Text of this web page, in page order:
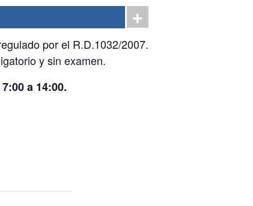
por el R.D.1032/2007.
y sin examen.
a 14:00.